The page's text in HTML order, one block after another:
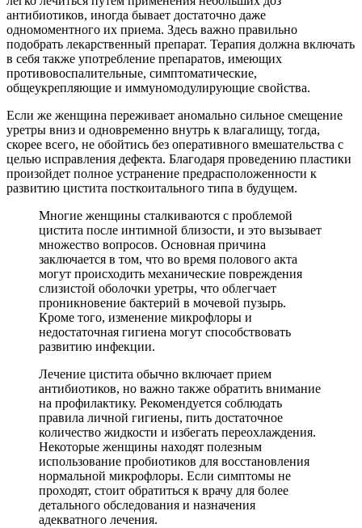
антибиотиков, иногда бывает достаточно даже
одномоментного их приема. Здесь важно правильно
подобрать лекарственный препарат. Терапия должна включать
в себя также употребление препаратов, имеющих
противовоспалительные, симптоматические,
общеукрепляющие и иммуномодулирующие свойства.
Если же женщина переживает аномально сильное смещение
уретры вниз и одновременно внутрь к влагалищу, тогда,
скорее всего, не обойтись без оперативного вмешательства с
целью исправления дефекта. Благодаря проведению пластики
произойдет полное устранение предрасположенности к
развитию цистита посткоитального типа в будущем.
Многие женщины сталкиваются с проблемой
цистита после интимной близости, и это вызывает
множество вопросов. Основная причина
заключается в том, что во время полового акта
могут происходить механические повреждения
слизистой оболочки уретры, что облегчает
проникновение бактерий в мочевой пузырь.
Кроме того, изменение микрофлоры и
недостаточная гигиена могут способствовать
развитию инфекции.
Лечение цистита обычно включает прием
антибиотиков, но важно также обратить внимание
на профилактику. Рекомендуется соблюдать
правила личной гигиены, пить достаточное
количество жидкости и избегать переохлаждения.
Некоторые женщины находят полезным
использование пробиотиков для восстановления
нормальной микрофлоры. Если симптомы не
проходят, стоит обратиться к врачу для более
детального обследования и назначения
адекватного лечения.